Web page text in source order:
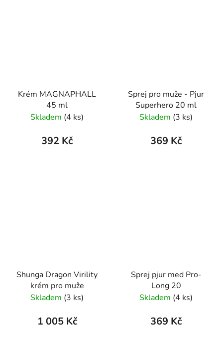
Krém MAGNAPHALL
45 ml
Skladem (4 ks)
392 Kč
Sprej pro muže - Pjur
Superhero 20 ml
Skladem (3 ks)
369 Kč
Shunga Dragon Virility
krém pro muže
Skladem (3 ks)
1 005 Kč
Sprej pjur med Pro-
Long 20
Skladem (4 ks)
369 Kč